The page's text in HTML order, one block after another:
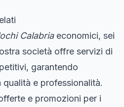
Calabriaeconomici, sei
società offre servizi di
garantendo
qualità e professionalità.
e promozioni per i